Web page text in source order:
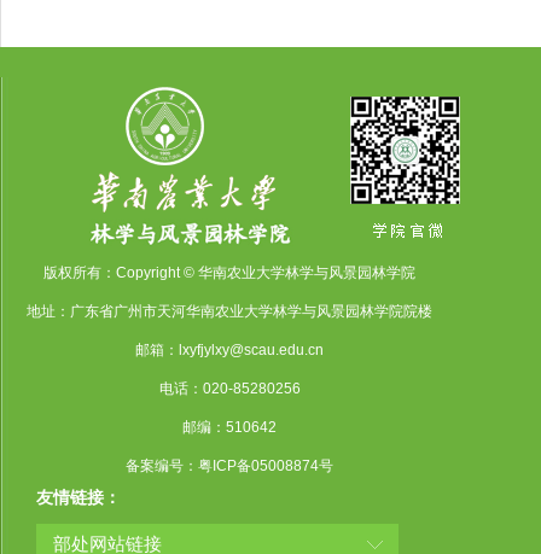
版权所有：Copyright © 华南农业大学林学与风景园林学院
地址：广东省广州市天河华南农业大学林学与风景园林学院院楼
邮箱：lxyfjylxy@scau.edu.cn
电话：020-85280256
邮编：510642
备案编号：粤ICP备05008874号
友情链接：
部处网站链接